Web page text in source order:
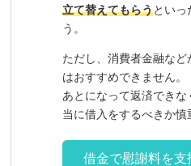
立て替えてもらうといっ
う。
ただし、消費者金融な
はおすすめできません。
あとになって返済でき
当に借入をするべきか慎
借金で慰謝料を